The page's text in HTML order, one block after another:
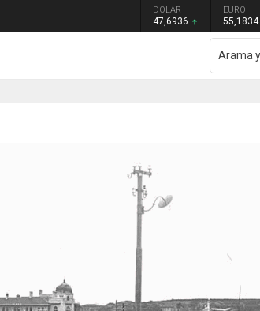
DOLAR
47,6936
EURO
55,1834